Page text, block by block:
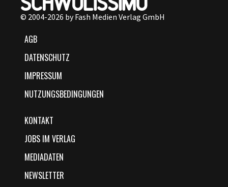
© 2004-2026 by Fash Medien Verlag GmbH
AGB
DATENSCHUTZ
IMPRESSUM
NUTZUNGSBEDINGUNGEN
KONTAKT
JOBS IM VERLAG
MEDIADATEN
NEWSLETTER